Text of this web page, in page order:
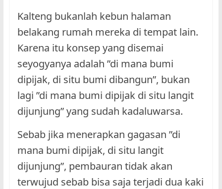
Kalteng bukanlah kebun halaman
belakang rumah mereka di tempat lain.
Karena itu konsep yang disemai
seyogyanya adalah ”di mana bumi
dipijak, di situ bumi dibangun”, bukan
lagi ”di mana bumi dipijak di situ langit
dijunjung” yang sudah kadaluwarsa.
Sebab jika menerapkan gagasan ”di
mana bumi dipijak, di situ langit
dijunjung”, pembauran tidak akan
terwujud sebab bisa saja terjadi dua kaki